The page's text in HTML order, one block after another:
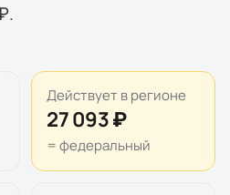
Действует в регионе
27 093 ₽
= федеральный